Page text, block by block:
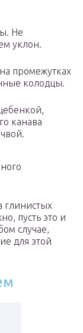
Не
уклон.
промежутках
колодцы.
канава
глинистых
пусть это и
случае,
для этой